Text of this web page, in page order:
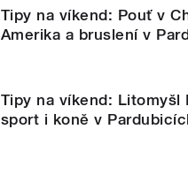
Tipy na víkend: Pouť v
Amerika a bruslení v
Tipy na víkend: Litomyšl
sport i koně v